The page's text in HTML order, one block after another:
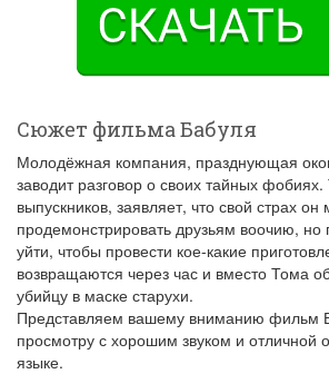
Сюжет фильма Бабуля
Молодёжная компания, празднующая
заводит разговор о своих тайных
выпускников, заявляет, что свой страх он
продемонстрировать друзьям воочию, но
уйти, чтобы провести кое-какие
возвращаются через час и вместо Тома
убийцу в маске старухи.
Представляем вашему вниманию фильм
просмотру с хорошим звуком и отличной
языке.